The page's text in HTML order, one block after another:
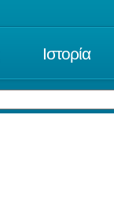
Ιστορία